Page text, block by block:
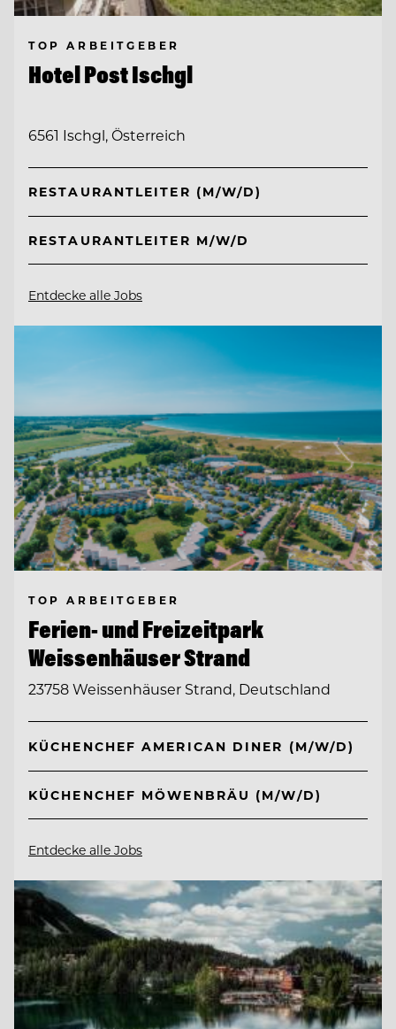
TOP ARBEITGEBER
Hotel Post Ischgl
6561 Ischgl, Österreich
RESTAURANTLEITER (M/W/D)
RESTAURANTLEITER M/W/D
Entdecke alle Jobs
TOP ARBEITGEBER
Ferien- und Freizeitpark
Weissenhäuser Strand
23758 Weissenhäuser Strand, Deutschland
KÜCHENCHEF AMERICAN DINER (M/W/D)
KÜCHENCHEF MÖWENBRÄU (M/W/D)
Entdecke alle Jobs